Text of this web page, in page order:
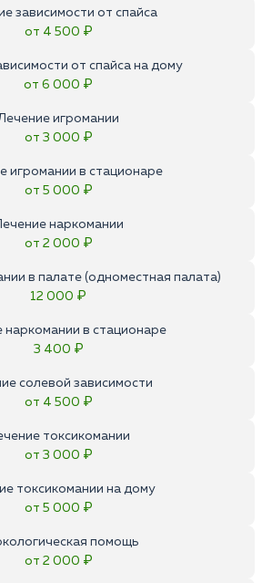
зависимости от спайса
от 4 500 ₽
от спайса на дому
от 6 000 ₽
игромании
от 3 000 ₽
игромании в стационаре
от 5 000 ₽
наркомании
от 2 000 ₽
в палате (одноместная палата)
12 000 ₽
наркомании в стационаре
3 400 ₽
солевой зависимости
от 4 500 ₽
токсикомании
от 3 000 ₽
токсикомании на дому
от 5 000 ₽
помощь
от 2 000 ₽